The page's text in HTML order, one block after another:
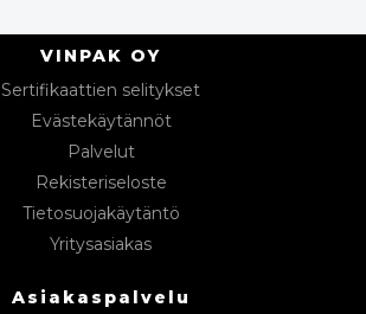
VINPAK OY
Sertifikaattien selitykset
Evästekäytännöt
Palvelut
Rekisteriseloste
Tietosuojakäytäntö
Yritysasiakas
Asiakaspalvelu